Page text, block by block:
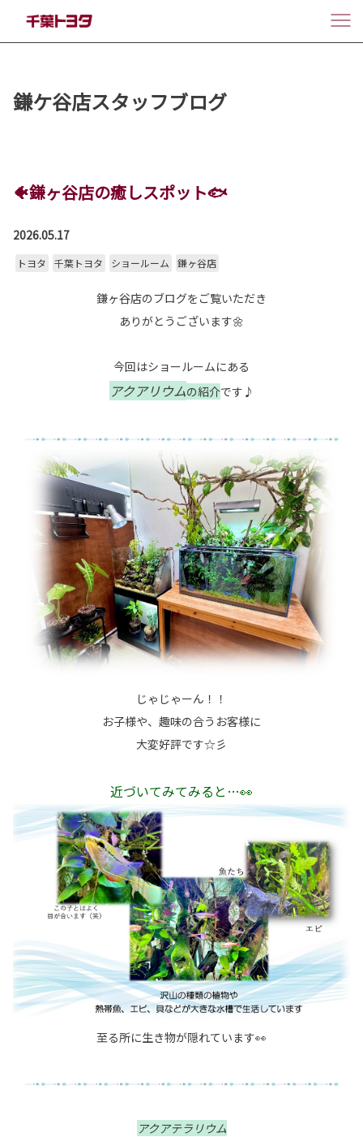
鎌ケ谷店スタッフブログ
🐠鎌ヶ谷店の癒しスポット🐟
2026.05.17
トヨタ 千葉トヨタ ショールーム 鎌ヶ谷店
鎌ヶ谷店のブログをご覧いただき
ありがとうございます🌼
今回はショールームにある
アクアリウムの紹介です♪
じゃじゃーん！！
お子様や、趣味の合うお客様に
大変好評です☆彡
近づいてみてみると…👀
至る所に生き物が隠れています👀
アクアテラリウム